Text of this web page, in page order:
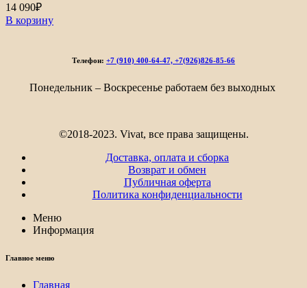
14 090₽
В корзину
Телефон: +7 (910) 400-64-47, +7(926)826-85-66
Понедельник – Воскресенье работаем без выходных
©2018-2023. Vivat, все права защищены.
Доставка, оплата и сборка
Возврат и обмен
Публичная оферта
Политика конфиденциальности
Меню
Информация
Главное меню
Главная